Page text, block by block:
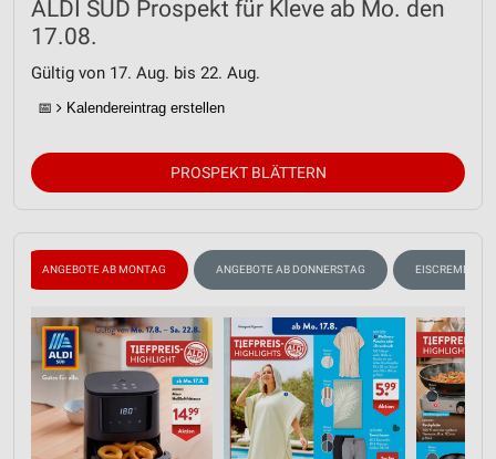
ALDI SÜD Prospekt für Kleve ab Mo. den
17.08.
Gültig von 17. Aug. bis 22. Aug.
📅 Kalendereintrag erstellen
PROSPEKT BLÄTTERN
ANGEBOTE AB MONTAG ANGEBOTE AB DONNERSTAG EISCREME